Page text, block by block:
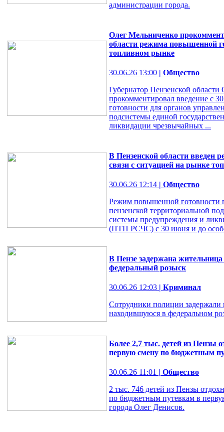
администрации города.
Олег Мельниченко
области режима повышенной
топливном рынке
30.06.26 13:00 | Общество
Губернатор Пензенской
прокомментировал введение с
готовности для органов
подсистемы единой
ликвидации чрезвычайных ...
В Пензенской области введен
связи с ситуацией на рынке
30.06.26 12:14 | Общество
Режим повышенной готовности
пензенской территориальной
системы предупреждения и
(ПТП РСЧС) с 30 июня и до
В Пензе задержана
федеральный розыск
30.06.26 12:03 | Криминал
Сотрудники полиции
находившуюся в федеральном
Более 2,7 тыс. детей из Пензы
первую смену по бюджетным
30.06.26 11:01 | Общество
2 тыс. 746 детей из Пензы
по бюджетным путевкам в
города Олег Денисов.